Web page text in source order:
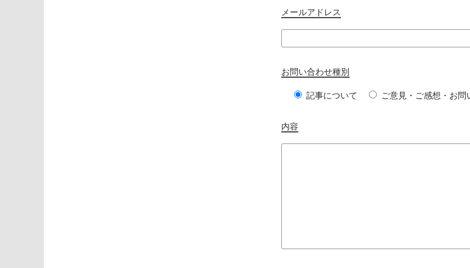
メールアドレス
お問い合わせ種別
記事について ご意見・ご感想・お問
内容